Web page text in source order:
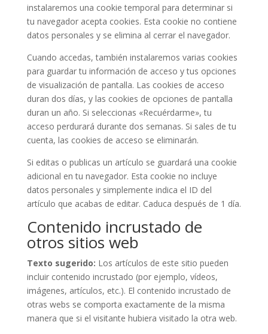
instalaremos una cookie temporal para determinar si
tu navegador acepta cookies. Esta cookie no contiene
datos personales y se elimina al cerrar el navegador.
Cuando accedas, también instalaremos varias cookies
para guardar tu información de acceso y tus opciones
de visualización de pantalla. Las cookies de acceso
duran dos días, y las cookies de opciones de pantalla
duran un año. Si seleccionas «Recuérdarme», tu
acceso perdurará durante dos semanas. Si sales de tu
cuenta, las cookies de acceso se eliminarán.
Si editas o publicas un artículo se guardará una cookie
adicional en tu navegador. Esta cookie no incluye
datos personales y simplemente indica el ID del
artículo que acabas de editar. Caduca después de 1 día.
Contenido incrustado de
otros sitios web
Texto sugerido: Los artículos de este sitio pueden
incluir contenido incrustado (por ejemplo, vídeos,
imágenes, artículos, etc.). El contenido incrustado de
otras webs se comporta exactamente de la misma
manera que si el visitante hubiera visitado la otra web.